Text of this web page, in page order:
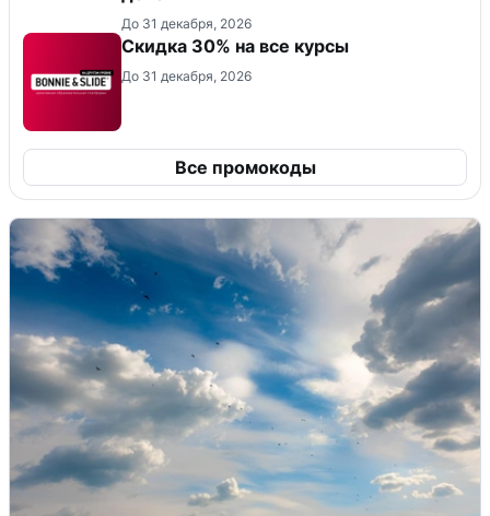
До 31 декабря, 2026
Скидка 30% на все курсы
До 31 декабря, 2026
Все промокоды